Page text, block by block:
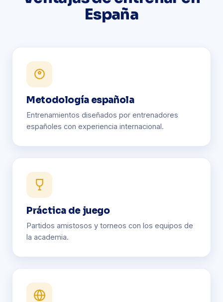
España
Metodología española
Entrenamientos diseñados por entrenadores
españoles con experiencia internacional.
Práctica de juego
Partidos amistosos y torneos con los equipos de
la academia.